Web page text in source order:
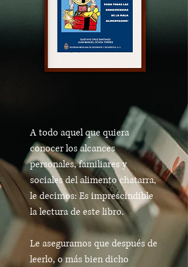
A todo aquel que quiera
conocer los alcances
personales, familiares y
sociales del alimento chatarra,
le decimos: Es imprescindible
la lectura de este libro.
Le aseguramos que después de
leerlo, o más bien dicho